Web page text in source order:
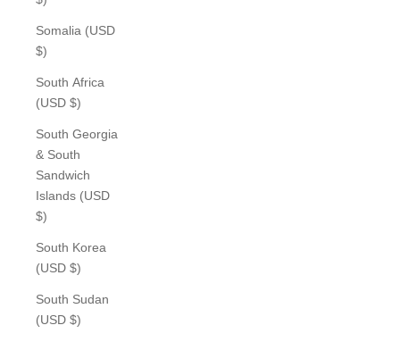
Somalia (USD
$)
South Africa
(USD $)
South Georgia
& South
Sandwich
Islands (USD
$)
South Korea
(USD $)
South Sudan
(USD $)